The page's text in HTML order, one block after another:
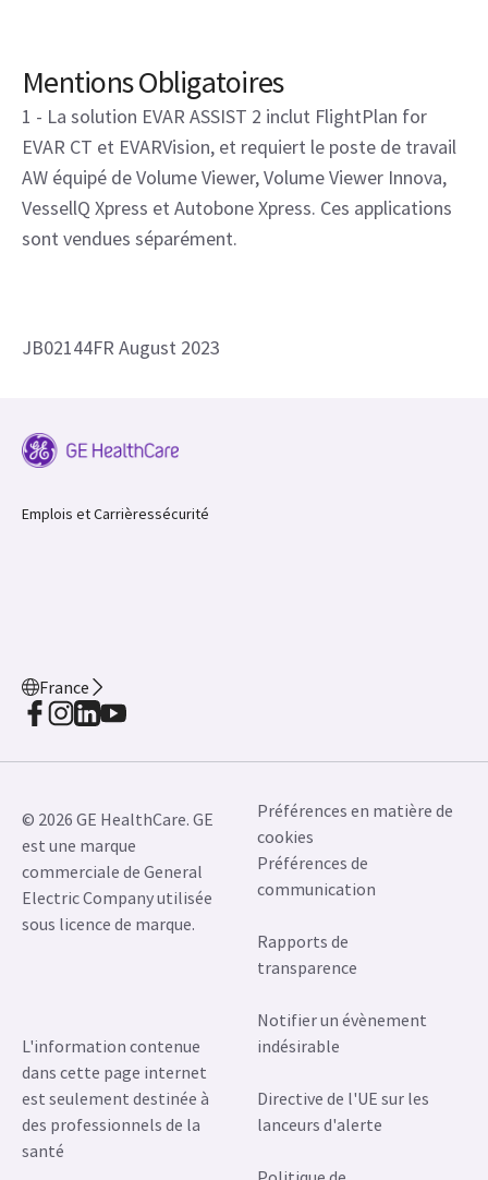
Mentions Obligatoires
1 - La solution EVAR ASSIST 2 inclut FlightPlan for
EVAR CT et EVARVision, et requiert le poste de travail
AW équipé de Volume Viewer, Volume Viewer Innova,
VessellQ Xpress et Autobone Xpress. Ces applications
sont vendues séparément.
JB02144FR August 2023
Emplois et Carrièressécurité
France
© 2026 GE HealthCare. GE
est une marque
commerciale de General
Electric Company utilisée
sous licence de marque.
L'information contenue
dans cette page internet
est seulement destinée à
des professionnels de la
santé
Préférences en matière de
cookies
Préférences de
communication
Rapports de
transparence
Notifier un évènement
indésirable
Directive de l'UE sur les
lanceurs d'alerte